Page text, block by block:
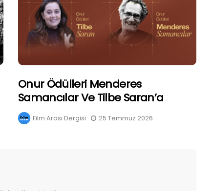
Onur Ödülleri Menderes
Samancılar Ve Tilbe Saran’a
Film Arası Dergisi 25 Temmuz 2026